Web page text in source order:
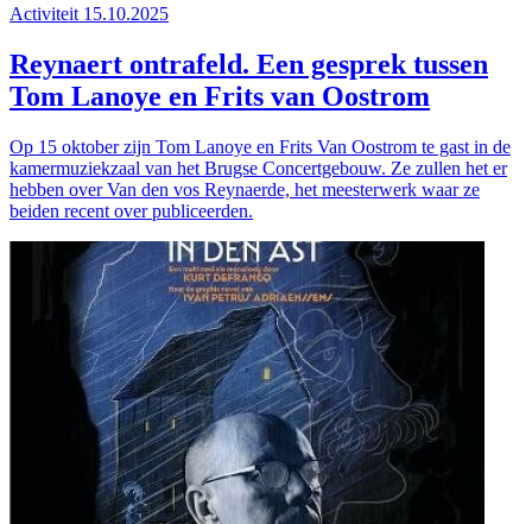
Activiteit 15.10.2025
Reynaert ontrafeld. Een gesprek tussen
Tom Lanoye en Frits van Oostrom
Op 15 oktober zijn Tom Lanoye en Frits Van Oostrom te gast in de
kamermuziekzaal van het Brugse Concertgebouw. Ze zullen het er
hebben over Van den vos Reynaerde, het meesterwerk waar ze
beiden recent over publiceerden.